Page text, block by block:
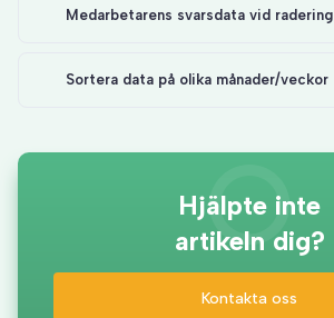
Medarbetarens svarsdata vid radering
Sortera data på olika månader/veckor
Hjälpte inte
artikeln dig?
Kontakta oss